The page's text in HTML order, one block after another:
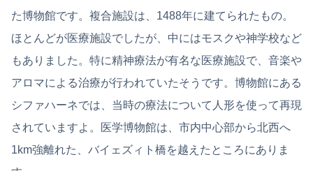
た博物館です。複合施設は、1488年に建てられたもの。
ほとんどが医療施設でしたが、中にはモスクや神学校など
もありました。特に精神療法が有名な医療施設で、音楽や
アロマによる治療が行われていたそうです。博物館にある
シファハーネでは、当時の療法について人形を使って再現
されていますよ。医学博物館は、市内中心部から北西へ
1km強離れた、バイェズィト橋を越えたところにありま